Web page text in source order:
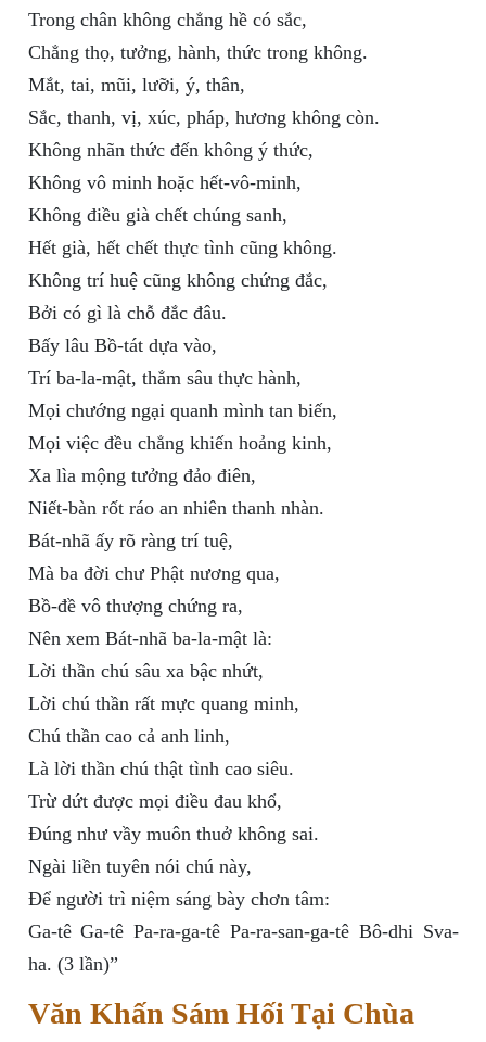
Trong chân không chẳng hề có sắc,
Chẳng thọ, tưởng, hành, thức trong không.
Mắt, tai, mũi, lưỡi, ý, thân,
Sắc, thanh, vị, xúc, pháp, hương không còn.
Không nhãn thức đến không ý thức,
Không vô minh hoặc hết-vô-minh,
Không điều già chết chúng sanh,
Hết già, hết chết thực tình cũng không.
Không trí huệ cũng không chứng đắc,
Bởi có gì là chỗ đắc đâu.
Bấy lâu Bồ-tát dựa vào,
Trí ba-la-mật, thẳm sâu thực hành,
Mọi chướng ngại quanh mình tan biến,
Mọi việc đều chẳng khiến hoảng kinh,
Xa lìa mộng tưởng đảo điên,
Niết-bàn rốt ráo an nhiên thanh nhàn.
Bát-nhã ấy rõ ràng trí tuệ,
Mà ba đời chư Phật nương qua,
Bồ-đề vô thượng chứng ra,
Nên xem Bát-nhã ba-la-mật là:
Lời thần chú sâu xa bậc nhứt,
Lời chú thần rất mực quang minh,
Chú thần cao cả anh linh,
Là lời thần chú thật tình cao siêu.
Trừ dứt được mọi điều đau khổ,
Đúng như vầy muôn thuở không sai.
Ngài liền tuyên nói chú này,
Để người trì niệm sáng bày chơn tâm:
Ga-tê Ga-tê Pa-ra-ga-tê Pa-ra-san-ga-tê Bô-dhi Sva-
ha. (3 lần)”
Văn Khấn Sám Hối Tại Chùa